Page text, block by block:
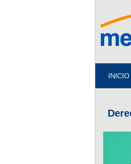
INICIO